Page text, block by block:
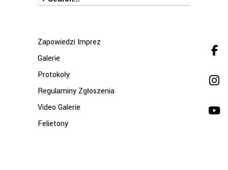
Zapowiedzi Imprez
Galerie
Protokoły
Regulaminy Zgłoszenia
Video Galerie
Felietony